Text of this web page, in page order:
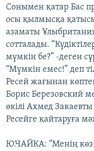
Сонымен қатар Бас
осы қылмысқа
азаматы
сотталады.
мүмкін бе?” -деген
“Мүмкін емес!” деп
Ресей жағынан
Борис Березовский
өкілі Ахмед
Ресейге қайтаруға
Ю.ЧАЙКА: “Менің